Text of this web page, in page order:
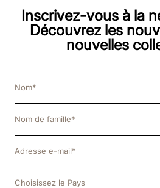
Inscrivez-vous à la
Découvrez les
nouvelles
Choisissez le Pays